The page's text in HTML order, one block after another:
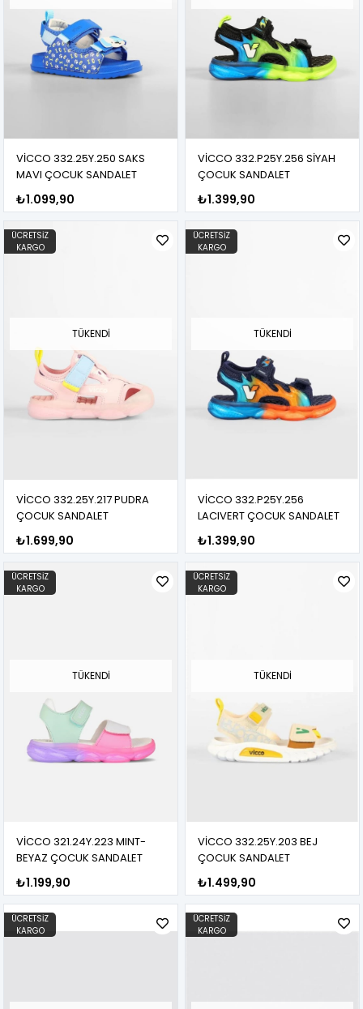
VİCCO 332.25Y.250 SAKS
MAVI ÇOCUK SANDALET
₺1.099,90
VİCCO 332.P25Y.256 SİYAH
ÇOCUK SANDALET
₺1.399,90
TÜKENDI
VİCCO 332.25Y.217 PUDRA
ÇOCUK SANDALET
₺1.699,90
ÜCRETSIZ
KARGO
TÜKENDI
VİCCO 332.P25Y.256
LACIVERT ÇOCUK SANDALET
₺1.399,90
ÜCRETSIZ
KARGO
TÜKENDI
VİCCO 321.24Y.223 MINT-
BEYAZ ÇOCUK SANDALET
₺1.199,90
ÜCRETSIZ
KARGO
TÜKENDI
VİCCO 332.25Y.203 BEJ
ÇOCUK SANDALET
₺1.499,90
ÜCRETSIZ
KARGO
ÜCRETSIZ
KARGO
ÜCRETSIZ
KARGO